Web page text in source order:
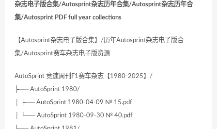
杂志电子版合集/Autosprint杂志历年合集/Autosprint杂志历年合
集/Autosprint PDF full year collections
【Autosprint杂志电子版合集】/历年Autosprint杂志电子版合
集/Autosprint赛车杂志电子版资源
AutoSprint 竞速周刊F1赛车杂志【1980-2025】/
├── AutoSprint 1980/
│ ├── AutoSprint 1980-04-09 № 15.pdf
│ └── AutoSprint 1980-09-30 № 40.pdf